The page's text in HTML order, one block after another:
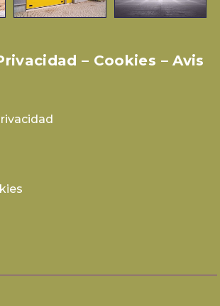
– Cookies – Avis